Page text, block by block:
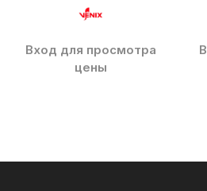
Вход для просмотра
цены